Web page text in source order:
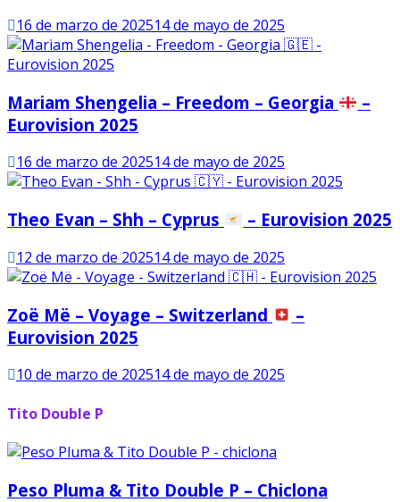
16 de marzo de 202514 de mayo de 2025
Mariam Shengelia – Freedom – Georgia
–
Eurovision 2025
16 de marzo de 202514 de mayo de 2025
Theo Evan – Shh – Cyprus – Eurovision 2025
12 de marzo de 202514 de mayo de 2025
Zoë Më – Voyage – Switzerland
–
Eurovision 2025
10 de marzo de 202514 de mayo de 2025
Tito Double P
Peso Pluma & Tito Double P – Chiclona